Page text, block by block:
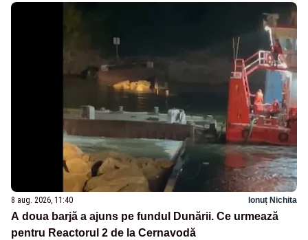
8 aug. 2026, 11:40 Ionuț Nichita
A doua barjă a ajuns pe fundul Dunării. Ce urmează
pentru Reactorul 2 de la Cernavodă